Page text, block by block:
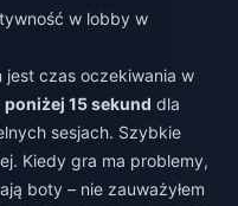
w lobby w
czas oczekiwania w
poniżej 15 sekund dla
sesjach. Szybkie
Kiedy gra ma problemy,
boty – nie zauważyłem